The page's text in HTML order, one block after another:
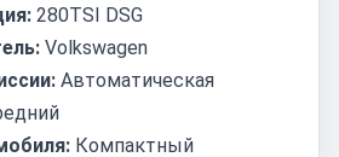
280TSI DSG
Volkswagen
Автоматическая
Компактный